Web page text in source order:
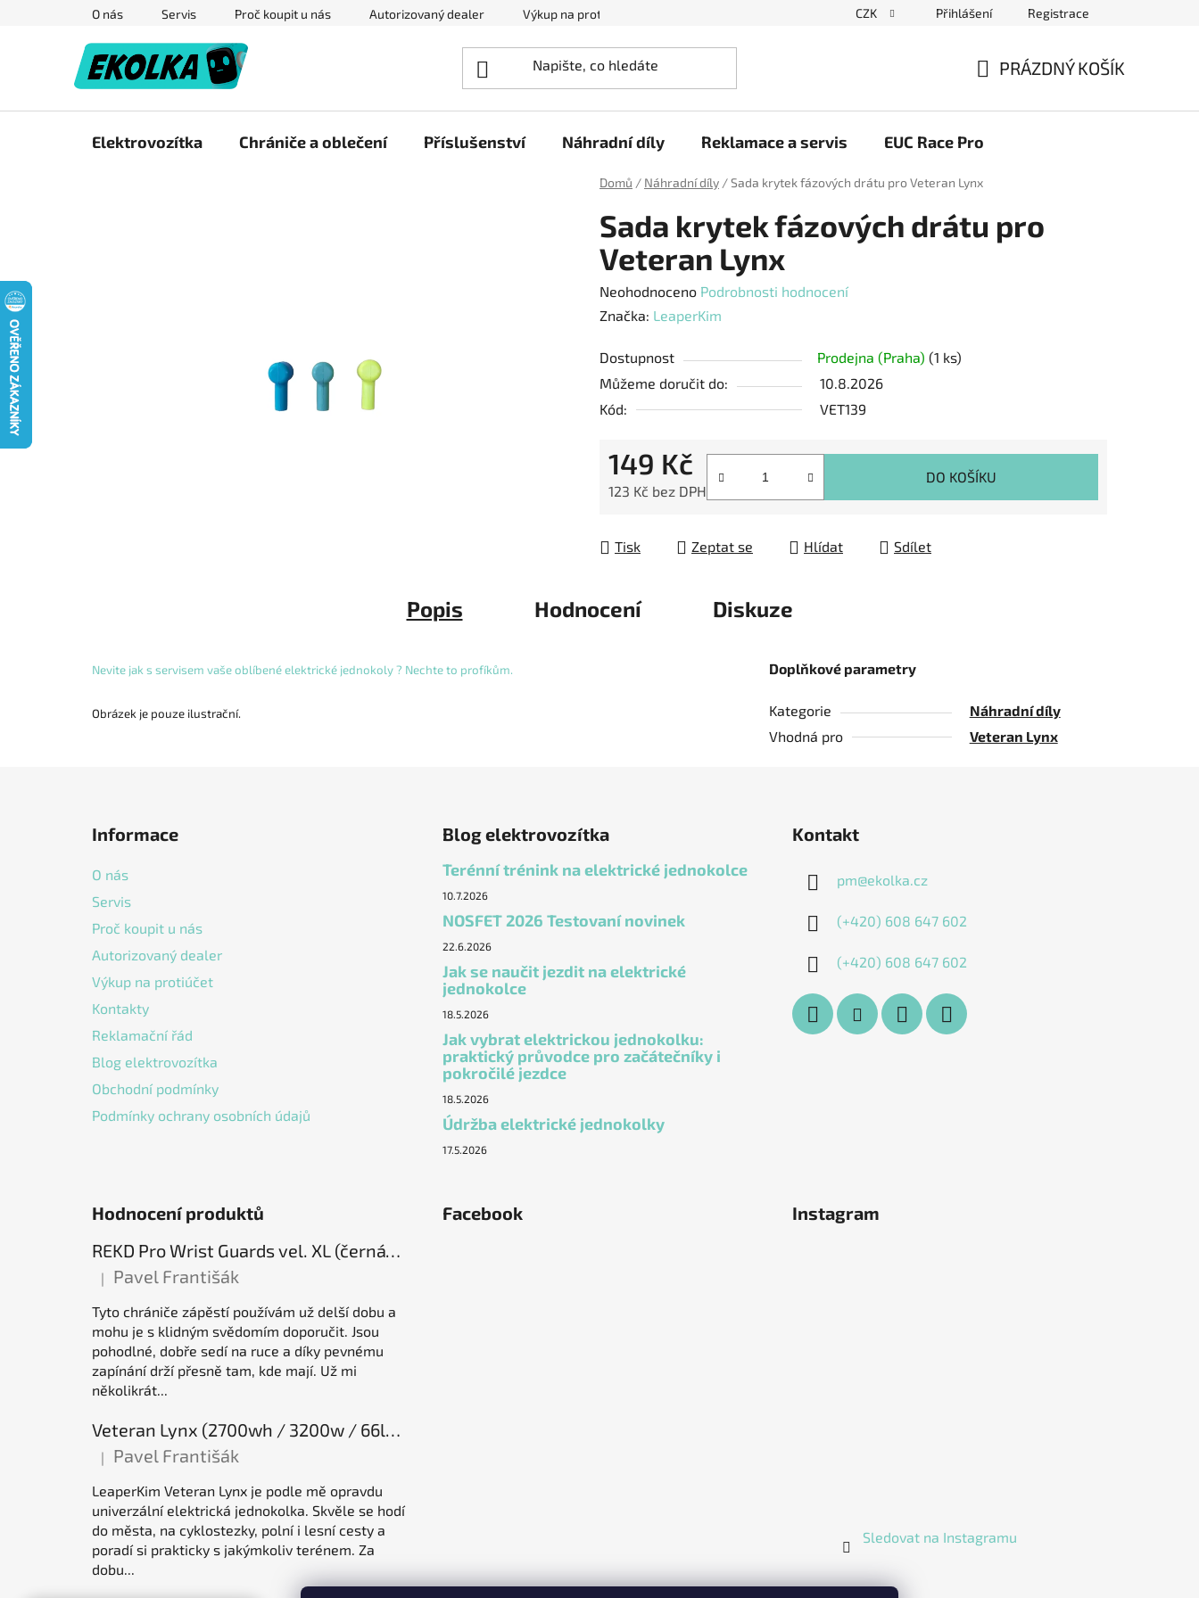
O nás Servis Proč koupit u nás Autorizovaný dealer Výkup na protiúčet Blog elektrovozítka Obchodní podmínky
CZK Přihlášení Registrace
PRÁZDNÝ KOŠÍK
Elektrovozítka Chrániče a oblečení Příslušenství Náhradní díly Reklamace a servis EUC Race Pro
Domů / Náhradní díly /Sada krytek fázových drátu pro Veteran Lynx
Sada krytek fázových drátu pro
Veteran Lynx
Průměrné
hodnocení
je
0,0
z
hvězdiček.
Neohodnoceno Podrobnosti hodnocení
Značka: LeaperKim
Dostupnost Prodejna (Praha) (1 ks)
Můžeme doručit do:
10.8.2026
Kód:
VET139
149 Kč
123 Kč bez DPH
DO KOŠÍKU
Tisk Zeptat se Hlídat Sdílet
Popis Hodnocení Diskuze
Nevite jak s servisem vaše oblíbené elektrické jednokoly ? Nechte to profíkům.
Obrázek je pouze ilustrační.
Doplňkové parametry
Kategorie
Náhradní díly
Vhodná pro
Veteran Lynx
Informace
O nás
Servis
Proč koupit u nás
Autorizovaný dealer
Výkup na protiúčet
Kontakty
Reklamační řád
Blog elektrovozítka
Obchodní podmínky
Podmínky ochrany osobních údajů
Blog elektrovozítka
Terénní trénink na elektrické jednokolce
10.7.2026
NOSFET 2026 Testovaní novinek
22.6.2026
Jak se naučit jezdit na elektrické
jednokolce
18.5.2026
Jak vybrat elektrickou jednokolku:
praktický průvodce pro začátečníky i
pokročilé jezdce
18.5.2026
Údržba elektrické jednokolky
17.5.2026
Kontakt
pm@ekolka.cz
(+420) 608 647 602
(+420) 608 647 602
Hodnocení produktů
REKD Pro Wrist Guards vel. XL (černá) chrániče zápěstí
Hodnocení produktu je 5 z 5 hvězdiček.
| Pavel Františák
Tyto chrániče zápěstí používám už delší dobu a
mohu je s klidným svědomím doporučit. Jsou
pohodlné, dobře sedí na ruce a díky pevnému
zapínání drží přesně tam, kde mají. Už mi
několikrát...
Veteran Lynx (2700wh / 3200w / 66lb / 50E), elektrická jednokolka
Hodnocení produktu je 5 z 5 hvězdiček.
| Pavel Františák
LeaperKim Veteran Lynx je podle mě opravdu
univerzální elektrická jednokolka. Skvěle se hodí
do města, na cyklostezky, polní i lesní cesty a
poradí si prakticky s jakýmkoliv terénem. Za
dobu...
Facebook Instagram
Sledovat na Instagramu